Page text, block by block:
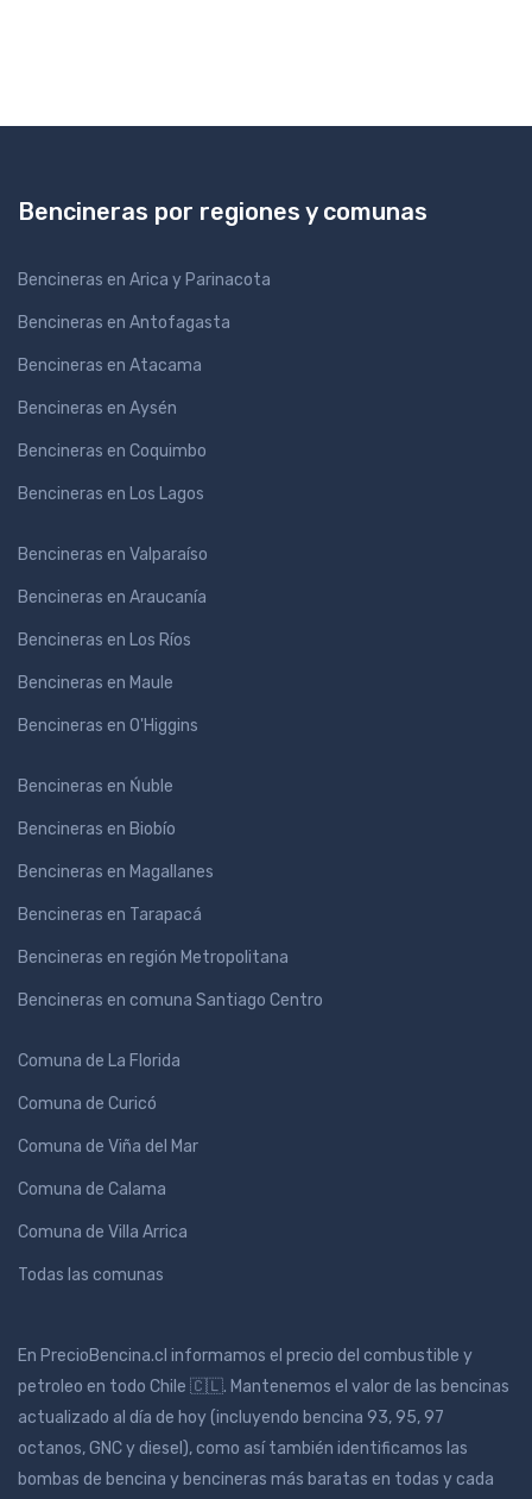
Bencineras por regiones y comunas
Bencineras en Arica y Parinacota
Bencineras en Antofagasta
Bencineras en Atacama
Bencineras en Aysén
Bencineras en Coquimbo
Bencineras en Los Lagos
Bencineras en Valparaíso
Bencineras en Araucanía
Bencineras en Los Ríos
Bencineras en Maule
Bencineras en O'Higgins
Bencineras en Ńuble
Bencineras en Biobío
Bencineras en Magallanes
Bencineras en Tarapacá
Bencineras en región Metropolitana
Bencineras en comuna Santiago Centro
Comuna de La Florida
Comuna de Curicó
Comuna de Viña del Mar
Comuna de Calama
Comuna de Villa Arrica
Todas las comunas
En PrecioBencina.cl informamos el precio del combustible y
petroleo en todo Chile 🇨🇱. Mantenemos el valor de las bencinas
actualizado al día de hoy (incluyendo bencina 93, 95, 97
octanos, GNC y diesel), como así también identificamos las
bombas de bencina y bencineras más baratas en todas y cada